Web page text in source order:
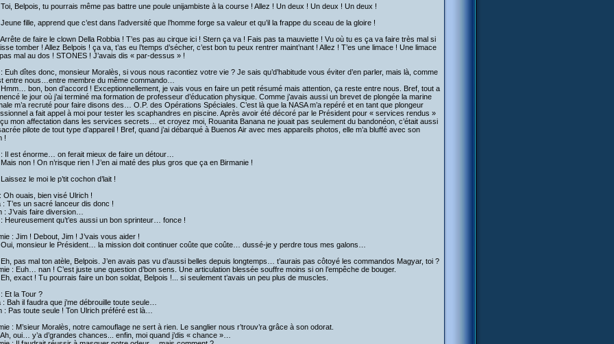
Belpois, tu pourrais même pas battre une poule unijambiste à la course ! Allez ! Un deux ! Un deux ! Un deux !
fille, apprend que c’est dans l’adversité que l’homme forge sa valeur et qu’il la frappe du sceau de la gloire !
de faire le clown Della Robbia ! T’es pas au cirque ici ! Stern ça va ! Fais pas ta mauviette ! Vu où tu es ça va faire très mal si
tomber ! Allez Belpois ! ça va, t’as eu l’temps d’sécher, c’est bon tu peux rentrer maint’nant ! Allez ! T’es une limace ! Une limace
mal au dos ! STONES ! J’avais dis « par-dessus » !
: Euh dîtes donc, monsieur Moralès, si vous nous racontiez votre vie ? Je sais qu’d’habitude vous éviter d’en parler, mais là, comme
entre nous…entre membre du même commando…
bon, bon d’accord ! Exceptionnellement, je vais vous en faire un petit résumé mais attention, ça reste entre nous. Bref, tout a
le jour où j’ai terminé ma formation de professeur d’éducation physique. Comme j’avais aussi un brevet de plongée la marine
m’a recruté pour faire disons des… O.P. des Opérations Spéciales. C’est là que la NASA m’a repéré et en tant que plongeur
a fait appel à moi pour tester les scaphandres en piscine. Après avoir été décoré par le Président pour « services rendus »
mon affectation dans les services secrets… et croyez moi, Rouanita Banana ne jouait pas seulement du bandonéon, c’était aussi
pilote de tout type d’appareil ! Bref, quand j’ai débarqué à Buenos Air avec mes appareils photos, elle m’a bluffé avec son
!
: Il est énorme… on ferait mieux de faire un détour…
non ! On n’risque rien ! J’en ai maté des plus gros que ça en Birmanie !
le moi le p’tit cochon d’lait !
Oh ouais, bien visé Ulrich !
: T’es un sacré lanceur dis donc !
: J’vais faire diversion…
: Heureusement qu’t’es aussi un bon sprinteur… fonce !
: Jim ! Debout, Jim ! J’vais vous aider !
monsieur le Président… la mission doit continuer coûte que coûte… dussé-je y perdre tous mes galons…
pas mal ton atèle, Belpois. J’en avais pas vu d’aussi belles depuis longtemps… t’aurais pas côtoyé les commandos Magyar, toi ?
: Euh… nan ! C’est juste une question d’bon sens. Une articulation blessée souffre moins si on l’empêche de bouger.
exact ! Tu pourrais faire un bon soldat, Belpois !... si seulement t’avais un peu plus de muscles.
Et la Tour ?
: Bah il faudra que j’me débrouille toute seule…
: Pas toute seule ! Ton Ulrich préféré est là…
: M’sieur Moralès, notre camouflage ne sert à rien. Le sanglier nous r’trouv’ra grâce à son odorat.
oui… y’a d’grandes chances... enfin, moi quand j’dis « chance »…